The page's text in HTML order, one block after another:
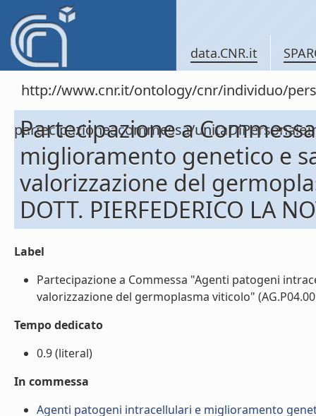
data.CNR.it
http://www.cnr.it/ontology/cnr/individuo/
partecipazioneacommessa/
Partecipazione a
miglioramento genetico e
valorizzazione del
DOTT. PIERFEDERICO LA
Label
Partecipazione a Commessa "Agenti patogeni
valorizzazione del germoplasma viticolo"
Tempo dedicato
0.9 (literal)
In commessa
Agenti patogeni intracellulari e miglioramento